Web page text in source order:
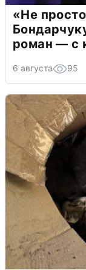
«Не
роман — с
6 августа 95